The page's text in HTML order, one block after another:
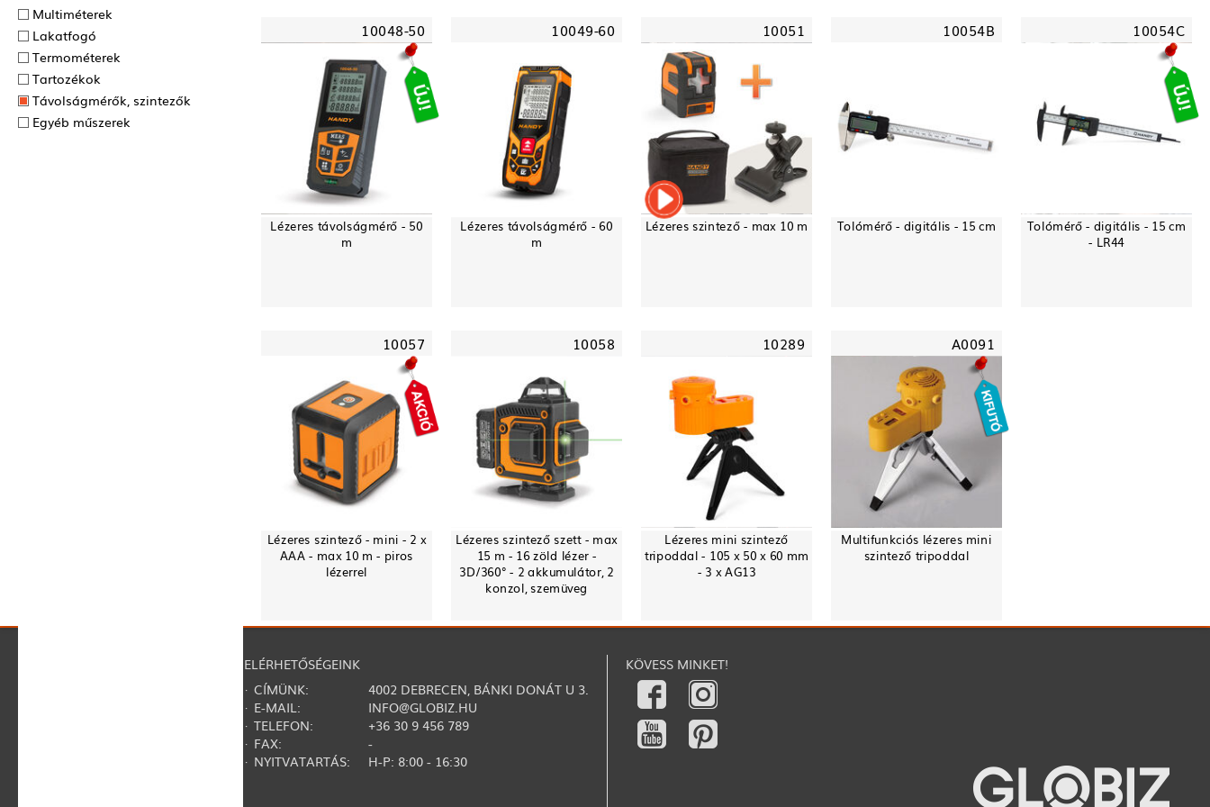
Multiméterek
Lakatfogó
Termométerek
Tartozékok
Távolságmérők, szintezők
Egyéb műszerek
10048-50
Lézeres távolságmérő - 50
m
10049-60
Lézeres távolságmérő - 60
m
10051
Lézeres szintező - max 10 m
10054B
Tolómérő - digitális - 15 cm
10054C
Tolómérő - digitális - 15 cm
- LR44
10057
Lézeres szintező - mini - 2 x
AAA - max 10 m - piros
lézerrel
10058
Lézeres szintező szett - max
15 m - 16 zöld lézer -
3D/360° - 2 akkumulátor, 2
konzol, szemüveg
10289
Lézeres mini szintező
tripoddal - 105 x 50 x 60 mm
- 3 x AG13
A0091
Multifunkciós lézeres mini
szintező tripoddal
ELÉRHETŐSÉGEINK
· CÍMÜNK:
4002 DEBRECEN, BÁNKI DONÁT U 3.
· E-MAIL:
INFO@GLOBIZ.HU
· TELEFON:
+36 30 9 456 789
· FAX:
-
· NYITVATARTÁS:
H-P: 8:00 - 16:30
KÖVESS MINKET!